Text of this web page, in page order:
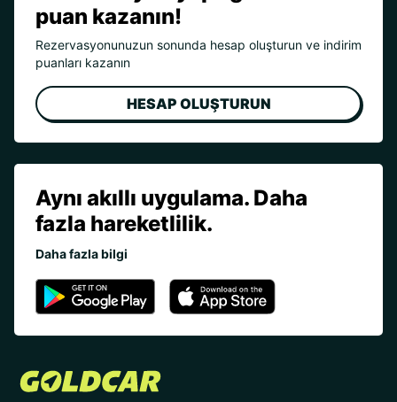
puan kazanın!
Rezervasyonunuzun sonunda hesap oluşturun ve indirim
puanları kazanın
HESAP OLUŞTURUN
Aynı akıllı uygulama. Daha
fazla hareketlilik.
Daha fazla bilgi